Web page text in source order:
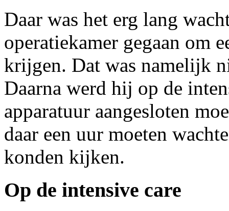
Daar was het erg lang
operatiekamer gegaan om
krijgen. Dat was namelijk
Daarna werd hij op de
apparatuur aangesloten
daar een uur moeten
konden kijken.
Op de intensive care